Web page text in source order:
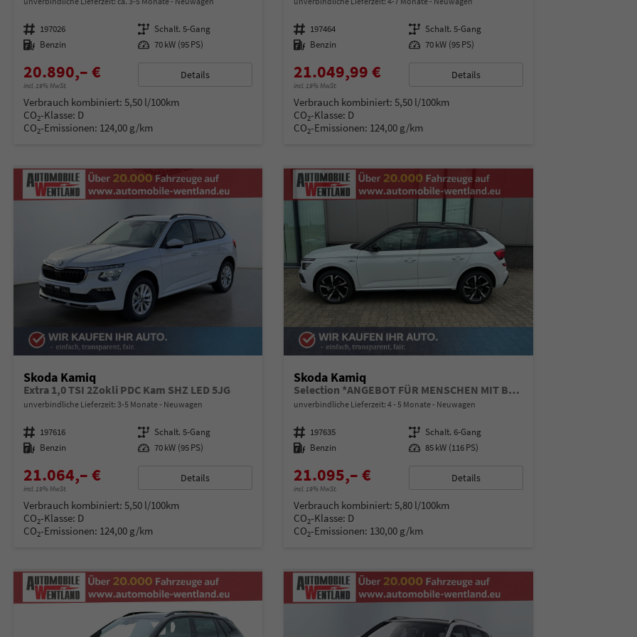
Fahrzeugnummer 197026 Getriebe Schalt. 5-Gang
Kraftstoff Benzin Leistung 70 kW (95 PS)
20.890,– €
incl. 19% MwSt.
Details
Verbrauch kombiniert: 5,50 l/100km
CO2-Klasse: D
CO2-Emissionen: 124,00 g/km
Fahrzeugnummer 197464 Getriebe Schalt. 5-Gang
Kraftstoff Benzin Leistung 70 kW (95 PS)
21.049,99 €
incl. 19% MwSt.
Details
Verbrauch kombiniert:5,50 l/100km
CO2-Klasse: D
CO2-Emissionen: 124,00 g/km
Skoda Kamiq
Extra 1,0 TSI 2Zokli PDC Kam SHZ LED 5JG
unverbindliche Lieferzeit: 3-5 Monate Neuwagen
Fahrzeugnummer 197616 Getriebe Schalt. 5-Gang
Kraftstoff Benzin Leistung 70 kW (95 PS)
21.064,– €
incl. 19% MwSt.
Details
Verbrauch kombiniert: 5,50 l/100km
CO2-Klasse: D
CO2-Emissionen: 124,00 g/km
Skoda Kamiq
Selection *ANGEBOT FÜR MENSCHEN MIT BEHINDERUNG AB 50%! 1.0 TSI 115PS, Klimaanlage, Sitzheizung, Parksensoren hinten, LED-Scheinwerfer, Tempomat, Infotainment 8", Virtual Cockpit Nebelscheinwerfer, Dachreling
unverbindliche Lieferzeit: 4 - 5 Monate Neuwagen
Fahrzeugnummer 197635 Getriebe Schalt. 6-Gang
Kraftstoff Benzin Leistung 85 kW (116 PS)
21.095,– €
incl. 19% MwSt.
Details
Verbrauch kombiniert:5,80 l/100km
CO2-Klasse: D
CO2-Emissionen: 130,00 g/km